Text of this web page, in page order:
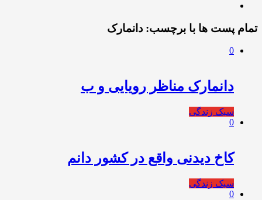
تمام پست ها با برچسب: دانمارک
0
دانمارک مناظر رویایی و ب
سبک زندگی
0
کاخ دیدنی واقع در کشور دانم
سبک زندگی
0